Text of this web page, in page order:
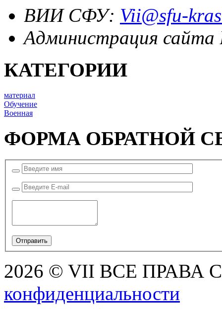
ВИИ СФУ: Vii@sfu-
Администрация
КАТЕГОРИИ
материал
Обучение
Военная
ФОРМА ОБРАТНОЙ
2026 © VII ВСЕ ПРАВА
конфиденциальности